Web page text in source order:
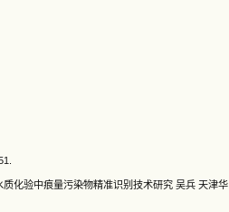
化验中痕量污染物精准识别技术研究 吴兵 天津华